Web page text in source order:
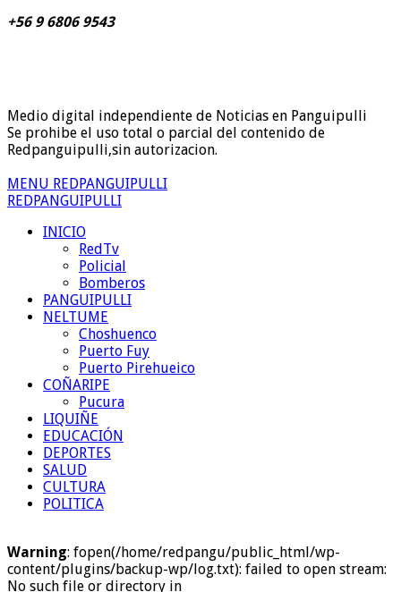
+56 9 6806 9543
Medio digital independiente de Noticias en Panguipulli
Se prohibe el uso total o parcial del contenido de
Redpanguipulli,sin autorizacion.
MENU REDPANGUIPULLI
REDPANGUIPULLI
INICIO
RedTv
Policial
Bomberos
PANGUIPULLI
NELTUME
Choshuenco
Puerto Fuy
Puerto Pirehueico
COÑARIPE
Pucura
LIQUIÑE
EDUCACIÓN
DEPORTES
SALUD
CULTURA
POLITICA
Warning: fopen(/home/redpangu/public_html/wp-
content/plugins/backup-wp/log.txt): failed to open stream:
No such file or directory in